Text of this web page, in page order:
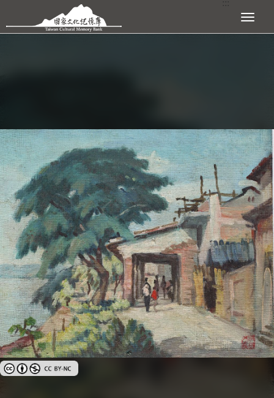
跳到主要內容區塊 展開選單
創用CC姓名標示-非商業性 3.0 台灣及其後版本(CC BY-NC 3.0 TW +)